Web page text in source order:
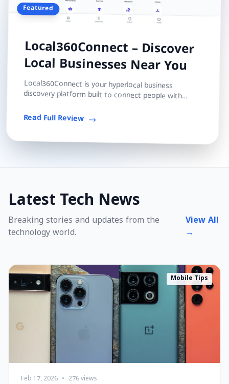
Featured
Local360Connect – Discover
Local Businesses Near You
Local360Connect is your hyperlocal business
discovery platform built to connect people with
Read Full Review
Latest Tech News
Breaking stories and updates from the
technology world.
View All
→
Mobile Tips
Feb 17, 2026 • 276 views